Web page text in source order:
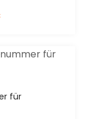
für